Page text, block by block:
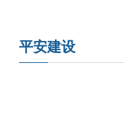
平安建设